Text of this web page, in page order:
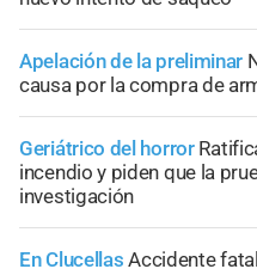
Apelación de la preliminar
causa por la compra de
Geriátrico del horror
incendio y piden que la
investigación
En Clucellas Accidente